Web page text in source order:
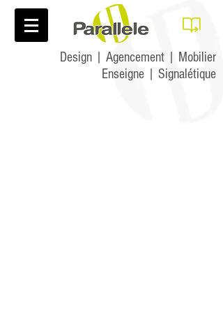
Design | Agencement | Mobilier
Enseigne | Signalétique